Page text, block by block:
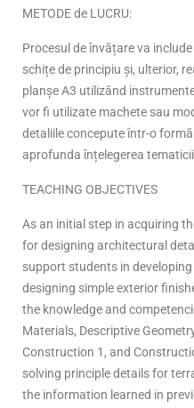
METODE de LUCRU:
Procesul de învățare va
schițe de principiu și, ulterior,
planșe A3 utilizând
vor fi utilizate machete sau
detaliile concepute într-o
aprofunda înțelegerea
TEACHING OBJECTIVES
As an initial step in acquiring
for designing architectural
support students in
designing simple exterior
the knowledge and
Materials, Descriptive
Construction 1, and
solving principle details for
the information learned in